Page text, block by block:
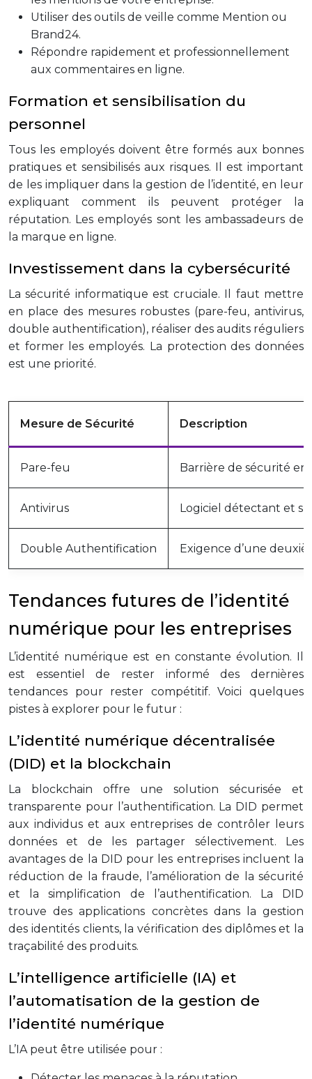
Utiliser des outils de veille comme Mention ou
Brand24.
Répondre rapidement et professionnellement
aux commentaires en ligne.
Formation et sensibilisation du
personnel
Tous les employés doivent être formés aux bonnes
pratiques et sensibilisés aux risques. Il est important
de les impliquer dans la gestion de l’identité, en leur
expliquant comment ils peuvent protéger la
réputation. Les employés sont les ambassadeurs de
la marque en ligne.
Investissement dans la cybersécurité
La sécurité informatique est cruciale. Il faut mettre
en place des mesures robustes (pare-feu, antivirus,
double authentification), réaliser des audits réguliers
et former les employés. La protection des données
est une priorité.
Mesure de Sécurité Description
Pare-feu Barrière de sécurité
Antivirus Logiciel détectant et
Double Authentification Exigence d’une
Tendances futures de l’identité
numérique pour les entreprises
L’identité numérique est en constante évolution. Il
est essentiel de rester informé des dernières
tendances pour rester compétitif. Voici quelques
pistes à explorer pour le futur :
L’identité numérique décentralisée
(DID) et la blockchain
La blockchain offre une solution sécurisée et
transparente pour l’authentification. La DID permet
aux individus et aux entreprises de contrôler leurs
données et de les partager sélectivement. Les
avantages de la DID pour les entreprises incluent la
réduction de la fraude, l’amélioration de la sécurité
et la simplification de l’authentification. La DID
trouve des applications concrètes dans la gestion
des identités clients, la vérification des diplômes et la
traçabilité des produits.
L’intelligence artificielle (IA) et
l’automatisation de la gestion de
l’identité numérique
L’IA peut être utilisée pour :